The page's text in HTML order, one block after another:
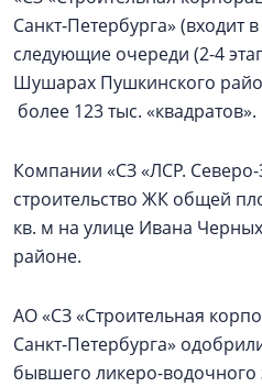
Санкт‑Петербурга» (входит
следующие очереди (2-4
Шушарах Пушкинского
более 123 тыс. «квадратов».
Компании «СЗ «ЛСР.
строительство ЖК общей
кв. м на улице Ивана
районе.
АО «СЗ «Строительная
Санкт‑Петербурга»
бывшего ликеро-водочного